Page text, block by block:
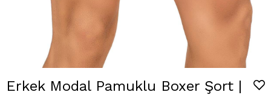
Erkek Modal Pamuklu Boxer Şort |